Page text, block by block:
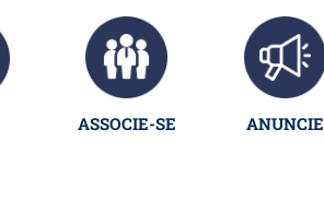
ASSOCIE-SE ANUNCIE